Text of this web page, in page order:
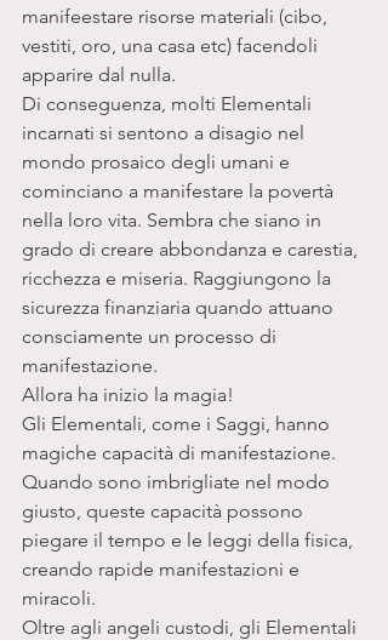
manifeestare risorse materiali (cibo,
vestiti, oro, una casa etc) facendoli
apparire dal nulla.
Di conseguenza, molti Elementali
incarnati si sentono a disagio nel
mondo prosaico degli umani e
cominciano a manifestare la povertà
nella loro vita. Sembra che siano in
grado di creare abbondanza e carestia,
ricchezza e miseria. Raggiungono la
sicurezza finanziaria quando attuano
consciamente un processo di
manifestazione.
Allora ha inizio la magia!
Gli Elementali, come i Saggi, hanno
magiche capacità di manifestazione.
Quando sono imbrigliate nel modo
giusto, queste capacità possono
piegare il tempo e le leggi della fisica,
creando rapide manifestazioni e
miracoli.
Oltre agli angeli custodi, gli Elementali